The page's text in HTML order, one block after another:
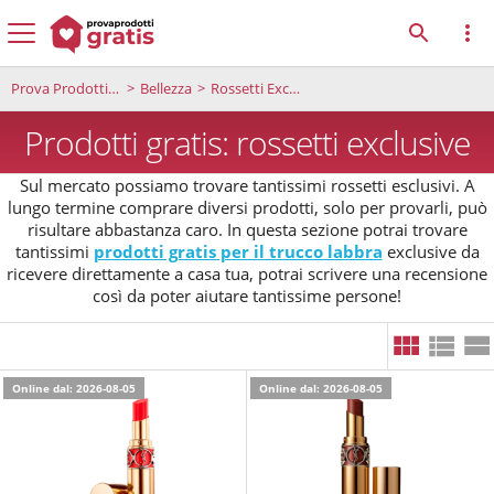
Prova Prodotti Gratis Bellezza Rossetti Exclusive
Prodotti gratis: rossetti exclusive
Sul mercato possiamo trovare tantissimi rossetti esclusivi. A
lungo termine comprare diversi prodotti, solo per provarli, può
risultare abbastanza caro. In questa sezione potrai trovare
tantissimi prodotti gratis per il trucco labbra exclusive da
ricevere direttamente a casa tua, potrai scrivere una recensione
così da poter aiutare tantissime persone!
Online dal: 2026-08-05 Online dal: 2026-08-05